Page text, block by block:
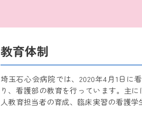
教育体制
埼玉石心会病院では、2020年4月1日に
り、看護部の教育を行っています。主
人教育担当者の育成、臨床実習の看護